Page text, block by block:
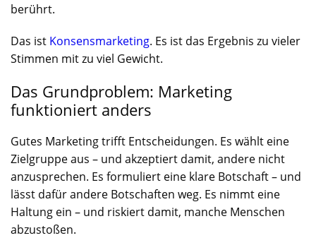
berührt.
Das ist Konsensmarketing. Es ist das Ergebnis zu vieler
Stimmen mit zu viel Gewicht.
Das Grundproblem: Marketing
funktioniert anders
Gutes Marketing trifft Entscheidungen. Es wählt eine
Zielgruppe aus – und akzeptiert damit, andere nicht
anzusprechen. Es formuliert eine klare Botschaft – und
lässt dafür andere Botschaften weg. Es nimmt eine
Haltung ein – und riskiert damit, manche Menschen
abzustoßen.